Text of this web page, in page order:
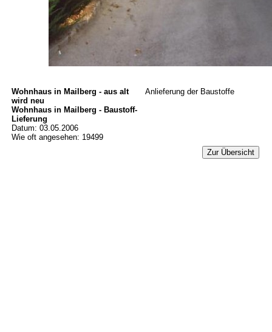
Wohnhaus in Mailberg - aus alt
wird neu
Wohnhaus in Mailberg - Baustoff-
Lieferung
Datum: 03.05.2006
Wie oft angesehen: 19499
Anlieferung der Baustoffe